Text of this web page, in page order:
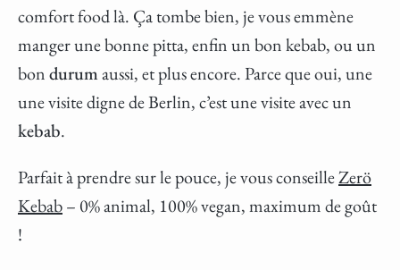
comfort food là. Ça tombe bien, je vous emmène
manger une bonne pitta, enfin un bon kebab, ou un
bondurumaussi, et plus encore. Parce que oui, une
une visite digne de Berlin, c’est une visite avec un
kebab.
Parfait à prendre sur le pouce, je vous conseilleZerö
Kebab– 0% animal, 100% vegan, maximum de goût
!